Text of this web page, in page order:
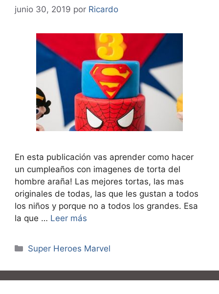
junio 30, 2019 por Ricardo
En esta publicación vas aprender como hacer
un cumpleaños con imagenes de torta del
hombre araña! Las mejores tortas, las mas
originales de todas, las que les gustan a todos
los niños y porque no a todos los grandes. Esa
la que … Leer más
Categorías
Super Heroes Marvel